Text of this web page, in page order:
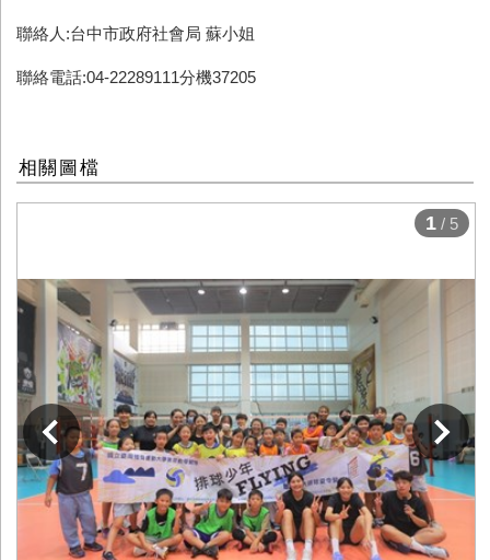
聯絡人:台中市政府社會局 蘇小姐
聯絡電話:04-22289111分機37205
相關圖檔
下一張
1 / 5